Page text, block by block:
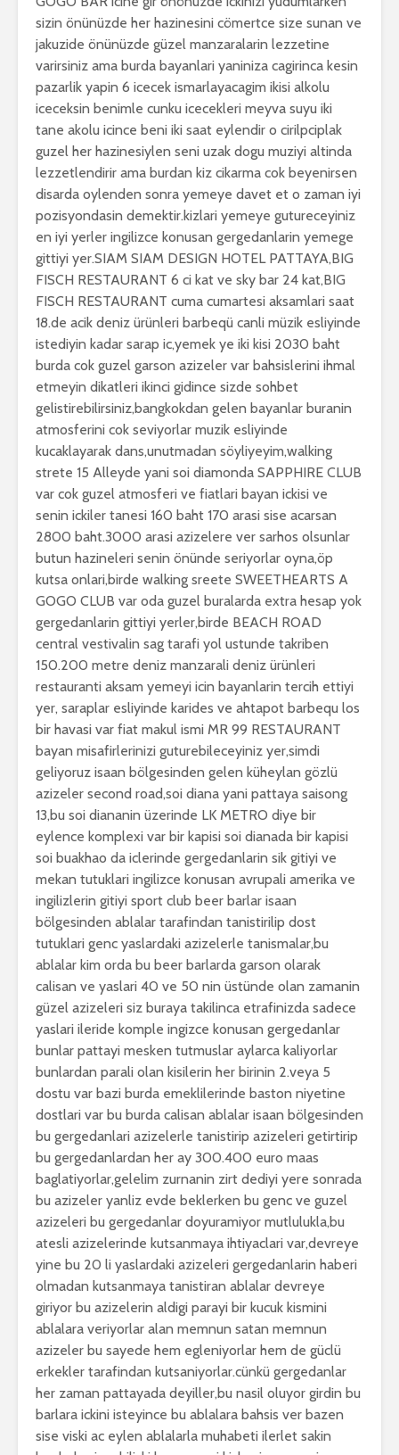
sizin önünüzde her hazinesini cömertce size sunan ve
jakuzide önünüzde güzel manzaralarin lezzetine
varirsiniz ama burda bayanlari yaniniza cagirinca kesin
pazarlik yapin 6 icecek ismarlayacagim ikisi alkolu
iceceksin benimle cunku icecekleri meyva suyu iki
tane akolu icince beni iki saat eylendir o cirilpciplak
guzel her hazinesiylen seni uzak dogu muziyi altinda
lezzetlendirir ama burdan kiz cikarma cok beyenirsen
disarda oylenden sonra yemeye davet et o zaman iyi
pozisyondasin demektir.kizlari yemeye gutureceyiniz
en iyi yerler ingilizce konusan gergedanlarin yemege
gittiyi yer.SIAM SIAM DESIGN HOTEL PATTAYA,BIG
FISCH RESTAURANT 6 ci kat ve sky bar 24 kat,BIG
FISCH RESTAURANT cuma cumartesi aksamlari saat
18.de acik deniz ürünleri barbeqü canli müzik esliyinde
istediyin kadar sarap ic,yemek ye iki kisi 2030 baht
burda cok guzel garson azizeler var bahsislerini ihmal
etmeyin dikatleri ikinci gidince sizde sohbet
gelistirebilirsiniz,bangkokdan gelen bayanlar buranin
atmosferini cok seviyorlar muzik esliyinde
kucaklayarak dans,unutmadan söyliyeyim,walking
strete 15 Alleyde yani soi diamonda SAPPHIRE CLUB
var cok guzel atmosferi ve fiatlari bayan ickisi ve
senin ickiler tanesi 160 baht 170 arasi sise acarsan
2800 baht.3000 arasi azizelere ver sarhos olsunlar
butun hazineleri senin önünde seriyorlar oyna,öp
kutsa onlari,birde walking sreete SWEETHEARTS A
GOGO CLUB var oda guzel buralarda extra hesap yok
gergedanlarin gittiyi yerler,birde BEACH ROAD
central vestivalin sag tarafi yol ustunde takriben
150.200 metre deniz manzarali deniz ürünleri
restauranti aksam yemeyi icin bayanlarin tercih ettiyi
yer, saraplar esliyinde karides ve ahtapot barbequ los
bir havasi var fiat makul ismi MR 99 RESTAURANT
bayan misafirlerinizi guturebileceyiniz yer,simdi
geliyoruz isaan bölgesinden gelen küheylan gözlü
azizeler second road,soi diana yani pattaya saisong
13,bu soi diananin üzerinde LK METRO diye bir
eylence komplexi var bir kapisi soi dianada bir kapisi
soi buakhao da iclerinde gergedanlarin sik gitiyi ve
mekan tutuklari ingilizce konusan avrupali amerika ve
ingilizlerin gitiyi sport club beer barlar isaan
bölgesinden ablalar tarafindan tanistirilip dost
tutuklari genc yaslardaki azizelerle tanismalar,bu
ablalar kim orda bu beer barlarda garson olarak
calisan ve yaslari 40 ve 50 nin üstünde olan zamanin
güzel azizeleri siz buraya takilinca etrafinizda sadece
yaslari ileride komple ingizce konusan gergedanlar
bunlar pattayi mesken tutmuslar aylarca kaliyorlar
bunlardan parali olan kisilerin her birinin 2.veya 5
dostu var bazi burda emeklilerinde baston niyetine
dostlari var bu burda calisan ablalar isaan bölgesinden
bu gergedanlari azizelerle tanistirip azizeleri getirtirip
bu gergedanlardan her ay 300.400 euro maas
baglatiyorlar,gelelim zurnanin zirt dediyi yere sonrada
bu azizeler yanliz evde beklerken bu genc ve guzel
azizeleri bu gergedanlar doyuramiyor mutlulukla,bu
atesli azizelerinde kutsanmaya ihtiyaclari var,devreye
yine bu 20 li yaslardaki azizeleri gergedanlarin haberi
olmadan kutsanmaya tanistiran ablalar devreye
giriyor bu azizelerin aldigi parayi bir kucuk kismini
ablalara veriyorlar alan memnun satan memnun
azizeler bu sayede hem egleniyorlar hem de güclü
erkekler tarafindan kutsaniyorlar.cünkü gergedanlar
her zaman pattayada deyiller,bu nasil oluyor girdin bu
barlara ickini isteyince bu ablalara bahsis ver bazen
sise viski ac eylen ablalarla muhabeti ilerlet sakin